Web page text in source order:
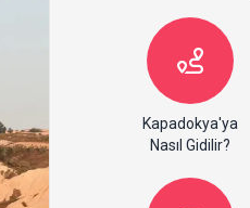
Kapadokya'ya
Nasıl Gidilir?